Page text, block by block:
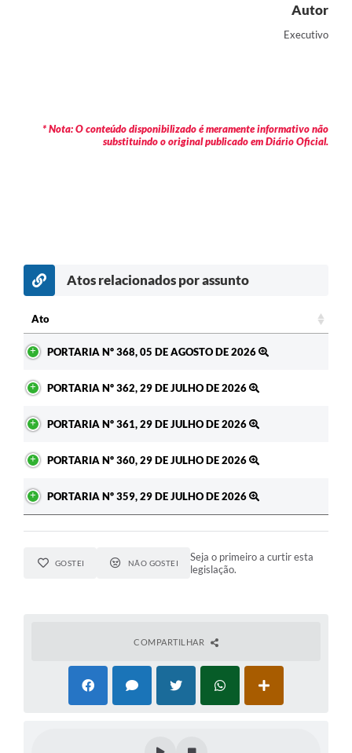
Autor
Executivo
* Nota: O conteúdo disponibilizado é meramente informativo não
substituindo o original publicado em Diário Oficial.
Atos relacionados por assunto
Ato
PORTARIA Nº 368, 05 DE AGOSTO DE 2026
PORTARIA Nº 362, 29 DE JULHO DE 2026
PORTARIA Nº 361, 29 DE JULHO DE 2026
PORTARIA Nº 360, 29 DE JULHO DE 2026
PORTARIA Nº 359, 29 DE JULHO DE 2026
GOSTEI NÃO GOSTEI
Seja o primeiro a curtir esta
legislação.
COMPARTILHAR